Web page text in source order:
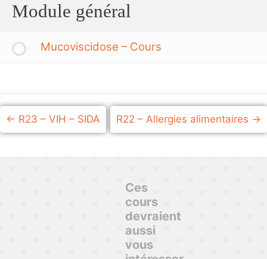
Module général
Mucoviscidose – Cours
R23 – VIH – SIDA R22 – Allergies alimentaires
Ces
cours
devraient
aussi
vous